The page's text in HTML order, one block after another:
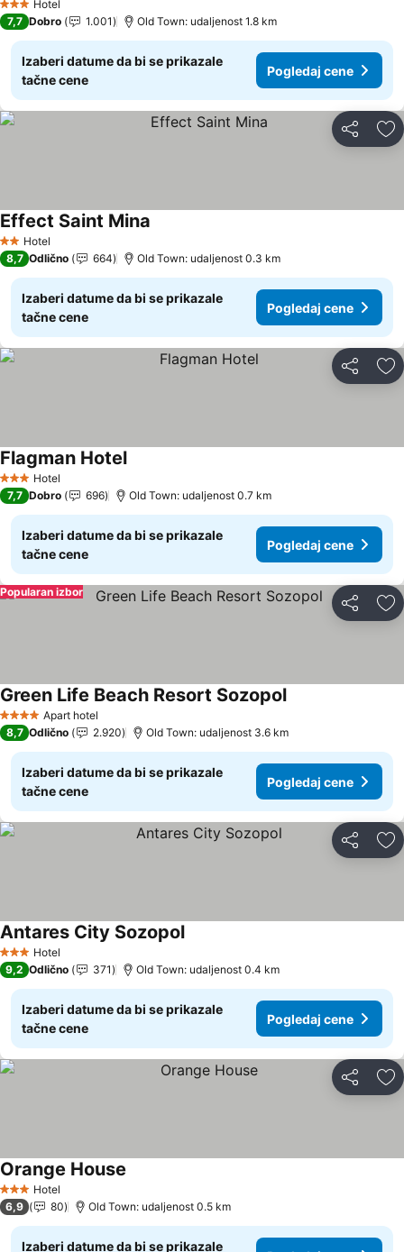
3 Zvezdice
Hotel
7,7 Dobro 1.001 Old Town: udaljenost 1.8 km
Izaberi datume da bi se prikazale
tačne cene
Pogledaj cene
Deli
2 Zvezdice
Hotel
Effect Saint Mina
8,7 Odlično 664 Old Town: udaljenost 0.3 km
Izaberi datume da bi se prikazale
tačne cene
Pogledaj cene
Deli
3 Zvezdice
Hotel
Flagman Hotel
7,7 Dobro 696 Old Town: udaljenost 0.7 km
Izaberi datume da bi se prikazale
tačne cene
Pogledaj cene
Deli
Popularan izbor
4 ZvezdiceApart hotel
Green Life Beach Resort Sozopol
8,7 Odlično 2.920 Old Town: udaljenost 3.6 km
Izaberi datume da bi se prikazale
tačne cene
Pogledaj cene
Deli
3 Zvezdice
Hotel
Antares City Sozopol
9,2 Odlično 371 Old Town: udaljenost 0.4 km
Izaberi datume da bi se prikazale
tačne cene
Pogledaj cene
Deli
3 Zvezdice
Hotel
Orange House
6,9 80 Old Town: udaljenost 0.5 km
Izaberi datume da bi se prikazale